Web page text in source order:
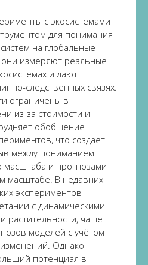
с экосистемами
для понимания
на глобальные
они измеряют реальные
и дают
следственных связях.
ограничены в
из-за стоимости и
обобщение
что создаёт
между пониманием
масштаба и прогнозами
масштабе. В недавних
экспериментов
с динамическими
растительности, чаще
моделей с учётом
Однако
потенциал в